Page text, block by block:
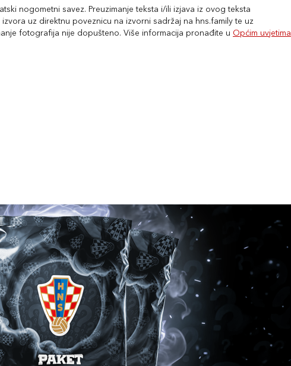
nogometni savez. Preuzimanje teksta i/ili izjava iz ovog teksta
uz direktnu poveznicu na izvorni sadržaj na hns.family te uz
fotografija nije dopušteno. Više informacija pronađite u Općim uvjetima